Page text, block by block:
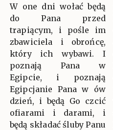
W one dni wołać będą
do Pana przed
trapiącym, i pośle im
zbawiciela i obrońcę,
który ich wybawi. I
poznają Pana w
Egipcie, i poznają
Egipcjanie Pana w ów
dzień, i będą Go czcić
ofiarami i darami, i
będą składać śluby Panu